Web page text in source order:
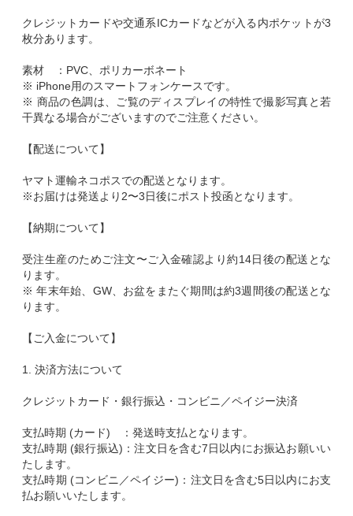
クレジットカードや交通系ICカードなどが入る内ポケットが3
枚分あります。
素材 ：PVC、ポリカーボネート
※ iPhone用のスマートフォンケースです。
※ 商品の色調は、ご覧のディスプレイの特性で撮影写真と若
干異なる場合がございますのでご注意ください。
【配送について】
ヤマト運輸ネコポスでの配送となります。
※お届けは発送より2〜3日後にポスト投函となります。
【納期について】
受注生産のためご注文〜ご入金確認より約14日後の配送とな
ります。
※ 年末年始、GW、お盆をまたぐ期間は約3週間後の配送とな
ります。
【ご入金について】
1. 決済方法について
クレジットカード・銀行振込・コンビニ／ペイジー決済
支払時期 (カード) ：発送時支払となります。
支払時期 (銀行振込)：注文日を含む7日以内にお振込お願いい
たします。
支払時期 (コンビニ／ペイジー)：注文日を含む5日以内にお支
払お願いいたします。